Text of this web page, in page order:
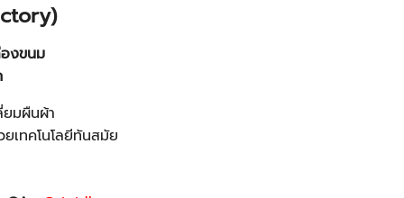
งขนม
มผืนผ้า
ทคโนโลยีทันสมัย